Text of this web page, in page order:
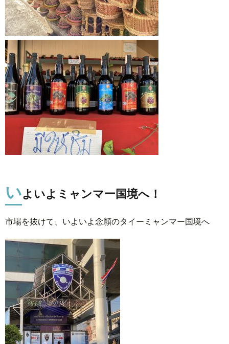
いよいよミャンマー国境へ！
市場を抜けて、いよいよ念願のタイーミャンマー国境へ